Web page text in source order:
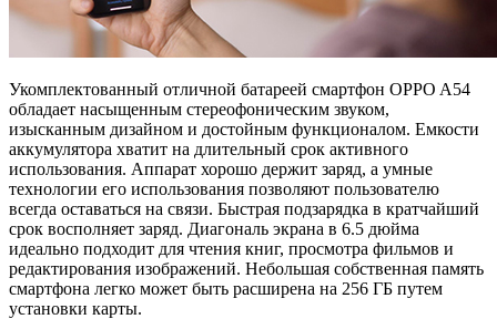
Укомплектованный отличной батареей смартфон OPPO A54
обладает насыщенным стереофоническим звуком,
изысканным дизайном и достойным функционалом. Емкости
аккумулятора хватит на длительный срок активного
использования. Аппарат хорошо держит заряд, а умные
технологии его использования позволяют пользователю
всегда оставаться на связи. Быстрая подзарядка в кратчайший
срок восполняет заряд. Диагональ экрана в 6.5 дюйма
идеально подходит для чтения книг, просмотра фильмов и
редактирования изображений. Небольшая собственная память
смартфона легко может быть расширена на 256 ГБ путем
установки карты.